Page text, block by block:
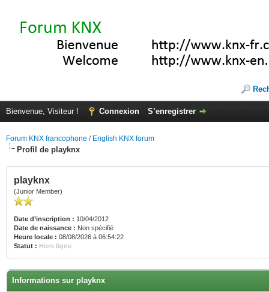
Bienvenue, Visiteur ! Connexion S’enregistrer
Forum KNX francophone / English KNX forum
Profil de playknx
playknx
(Junior Member)
Date d’inscription : 10/04/2012
Date de naissance : Non spécifié
Heure locale : 08/08/2026 à 06:54:22
Statut : Hors ligne
Informations sur playknx